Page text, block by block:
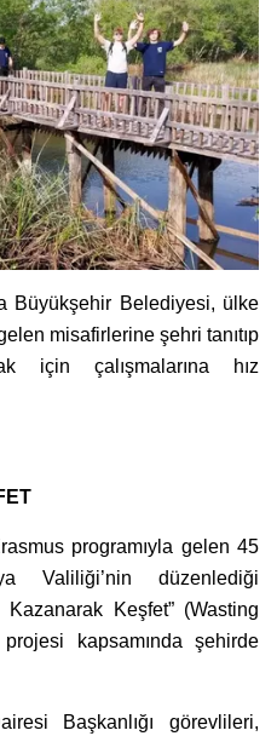
Büyükşehir Belediyesi, ülke
misafirlerine şehri tanıtıp
için çalışmalarına hız
programıyla gelen 45
Valiliği’nin düzenlediği
Keşfet” (Wasting
kapsamında şehirde
Başkanlığı görevlileri,